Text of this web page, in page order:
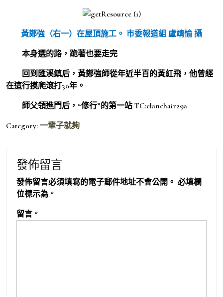
黃鄭強（右一）在屋頂施工。 市委報道組 盧靖愉 攝
本身選的路，跪著也要走完
回到匯溪鎮后，黃鄭強師從年近半百的黃紅飛，他曾經
在這行摸爬滾打30年。
師父領進門后，“修行”的第一站 TC:elanchair29a
Category: 一輩子就夠
發佈留言
發佈留言必須填寫的電子郵件地址不會公開。 必填欄
位標示為 *
留言 *